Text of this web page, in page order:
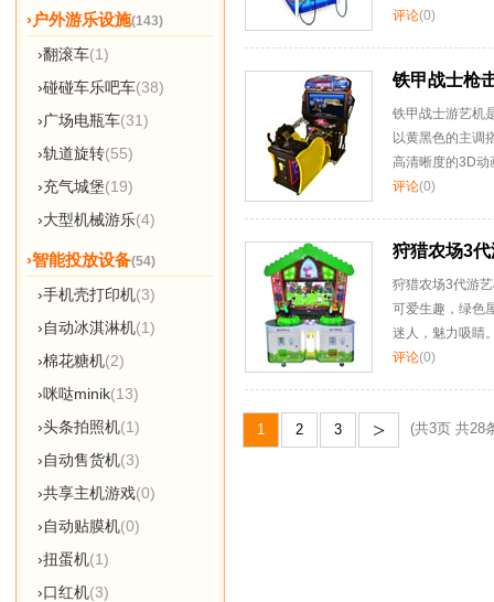
›户外游乐设施(143)
›翻滚车(1)
›碰碰车乐吧车(38)
›广场电瓶车(31)
›轨道旋转(55)
›充气城堡(19)
›大型机械游乐(4)
›智能投放设备(54)
›手机壳打印机(3)
›自动冰淇淋机(1)
›棉花糖机(2)
›咪哒minik(13)
›头条拍照机(1)
›自动售货机(3)
›共享主机游戏(0)
›自动贴膜机(0)
›扭蛋机(1)
›口红机(3)
评论(0)
铁甲战士枪
铁甲战士游艺机
以黄黑色的主调
高清晰度的3D动
评论(0)
狩猎农场3
狩猎农场3代游
可爱生趣，绿色
迷人，魅力吸睛
评论(0)
1 2 3 > (共3页 共28